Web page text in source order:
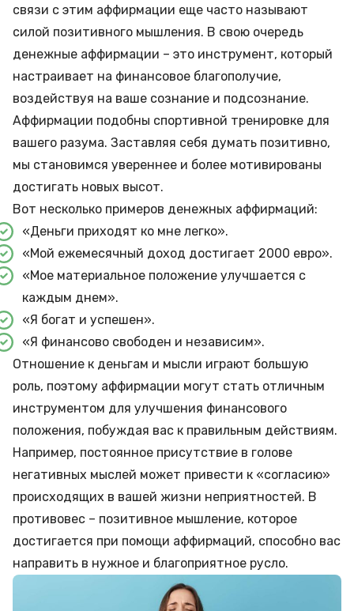
связи с этим аффирмации еще часто называют
силой позитивного мышления. В свою очередь
денежные аффирмации – это инструмент, который
настраивает на финансовое благополучие,
воздействуя на ваше сознание и подсознание.
Аффирмации подобны спортивной тренировке для
вашего разума. Заставляя себя думать позитивно,
мы становимся увереннее и более мотивированы
достигать новых высот.
Вот несколько примеров денежных аффирмаций:
«Деньги приходят ко мне легко».
«Мой ежемесячный доход достигает 2000 евро».
«Мое материальное положение улучшается с
каждым днем».
«Я богат и успешен».
«Я финансово свободен и независим».
Отношение к деньгам и мысли играют большую
роль, поэтому аффирмации могут стать отличным
инструментом для улучшения финансового
положения, побуждая вас к правильным действиям.
Например, постоянное присутствие в голове
негативных мыслей может привести к «согласию»
происходящих в вашей жизни неприятностей. В
противовес – позитивное мышление, которое
достигается при помощи аффирмаций, способно вас
направить в нужное и благоприятное русло.